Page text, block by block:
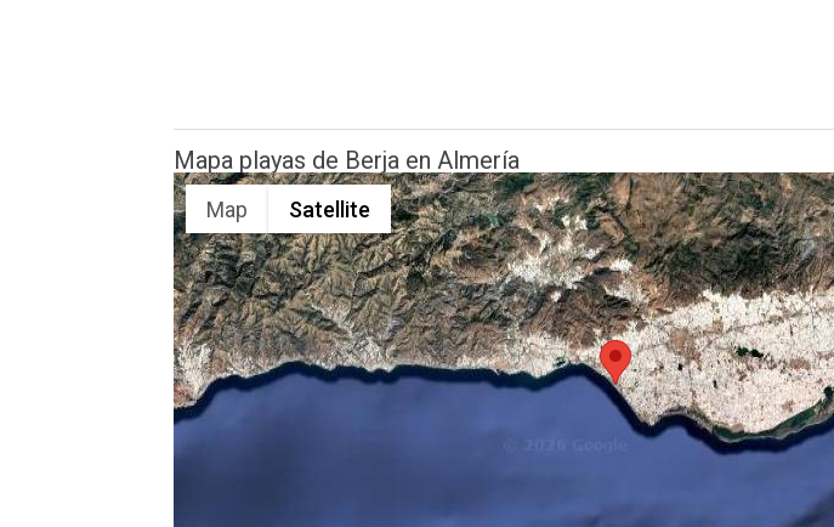
Mapa playas de Berja en Almería
Map Satellite